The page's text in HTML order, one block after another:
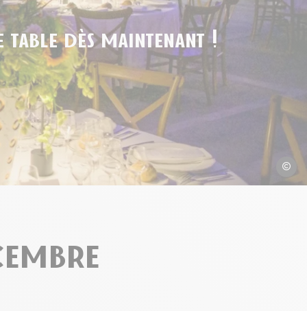
Ville
dès maintenant !